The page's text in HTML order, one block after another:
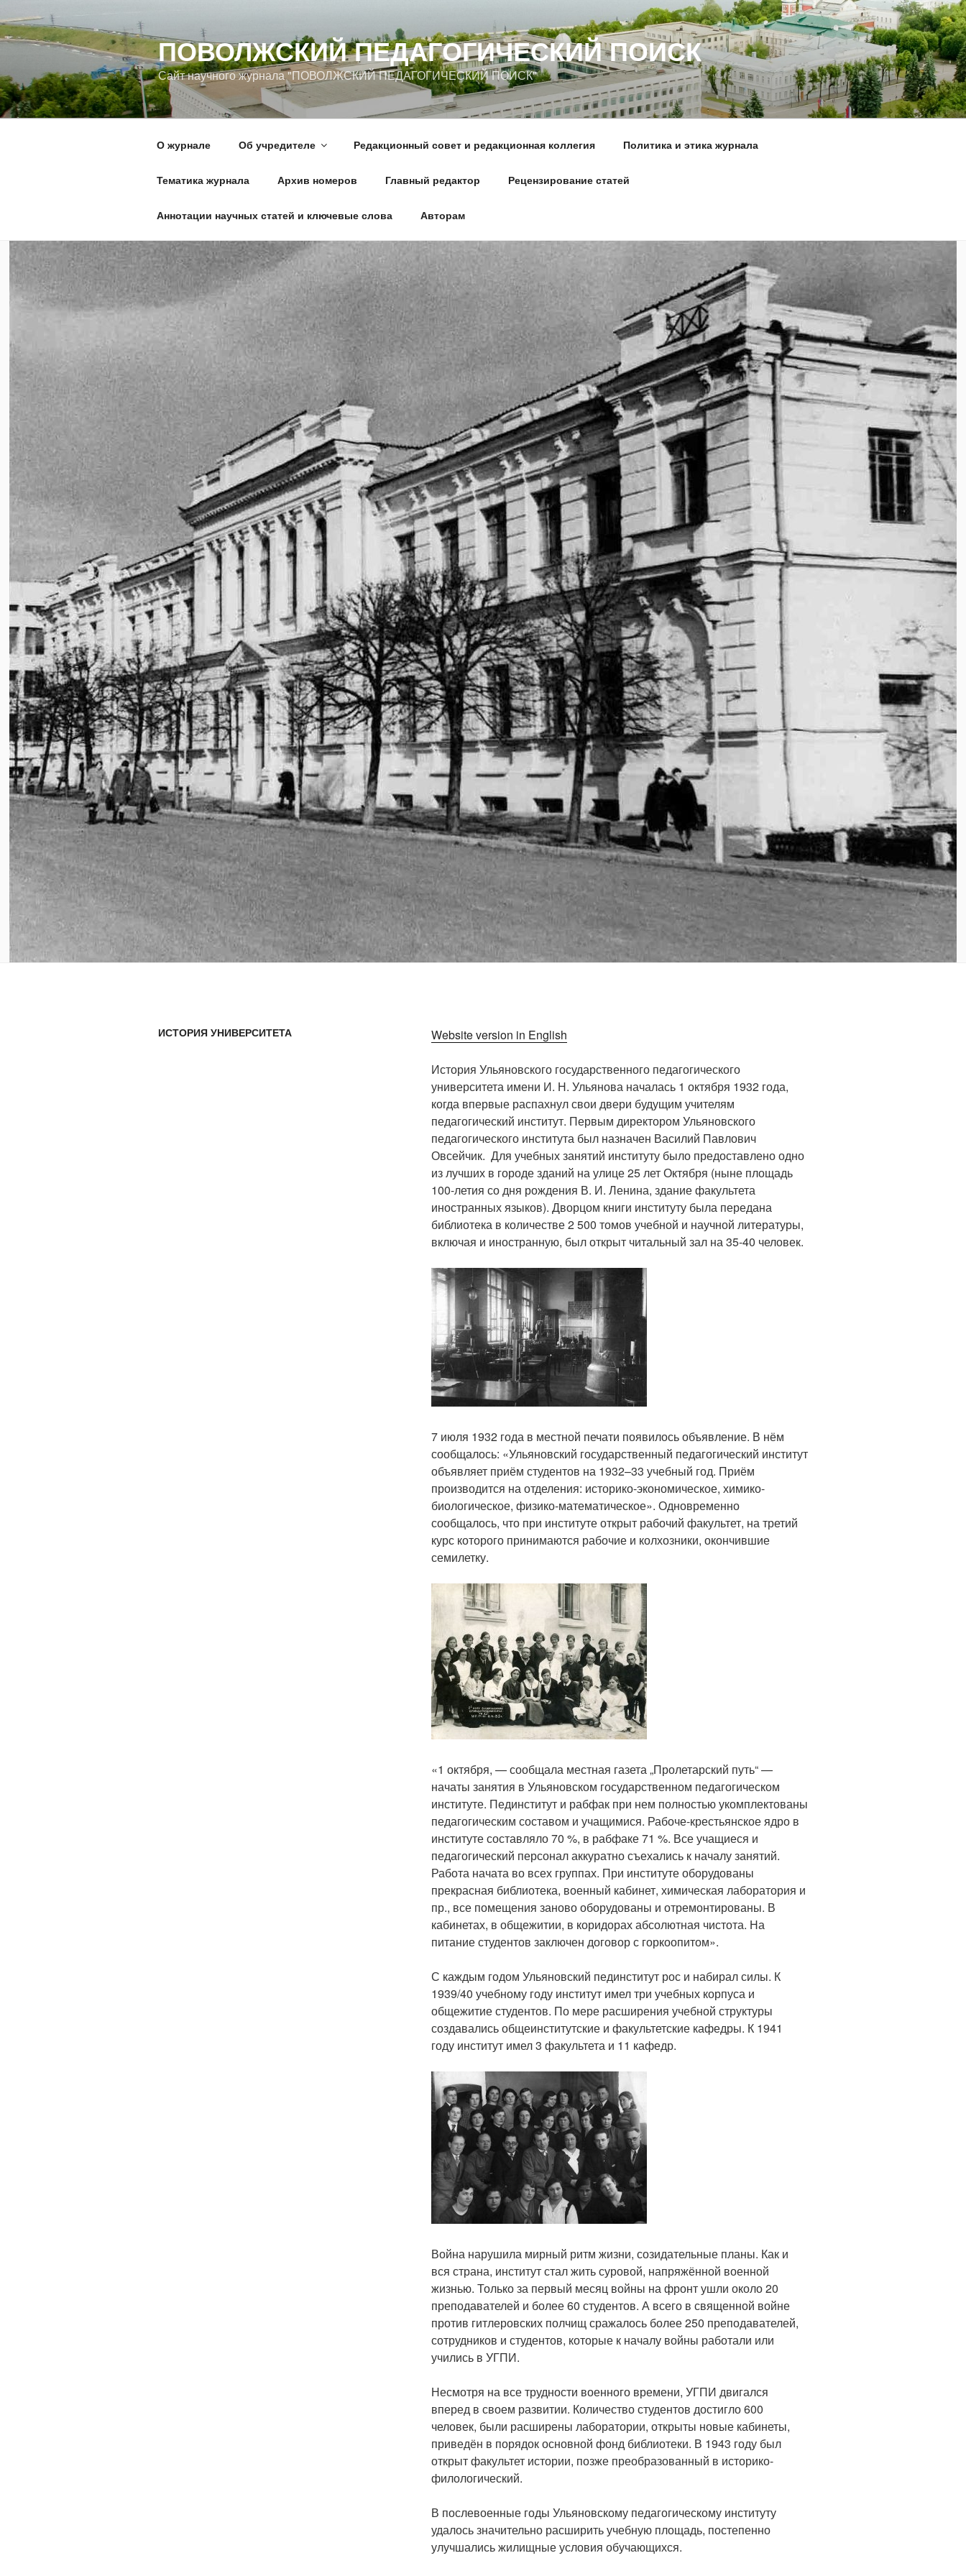
к
содержимому
ПОВОЛЖСКИЙ ПЕДАГОГИЧЕСКИЙ ПОИСК
Сайт научного журнала "ПОВОЛЖСКИЙ ПЕДАГОГИЧЕСКИЙ ПОИСК"
О журнале Об учредителе Редакционный совет и редакционная коллегия Политика и этика журнала
Тематика журнала Архив номеров Главный редактор Рецензирование статей
Аннотации научных статей и ключевые слова Авторам
ИСТОРИЯ УНИВЕРСИТЕТА Website version in English
История Ульяновского государственного педагогического
университета имени И. Н. Ульянова началась 1 октября 1932 года,
когда впервые распахнул свои двери будущим учителям
педагогический институт. Первым директором Ульяновского
педагогического института был назначен Василий Павлович
Овсейчик. Для учебных занятий институту было предоставлено одно
из лучших в городе зданий на улице 25 лет Октября (ныне площадь
100-летия со дня рождения В. И. Ленина, здание факультета
иностранных языков). Дворцом книги институту была передана
библиотека в количестве 2 500 томов учебной и научной литературы,
включая и иностранную, был открыт читальный зал на 35-40 человек.
7 июля 1932 года в местной печати появилось объявление. В нём
сообщалось: «Ульяновский государственный педагогический институт
объявляет приём студентов на 1932–33 учебный год. Приём
производится на отделения: историко-экономическое, химико-
биологическое, физико-математическое». Одновременно
сообщалось, что при институте открыт рабочий факультет, на третий
курс которого принимаются рабочие и колхозники, окончившие
семилетку.
«1 октября, — сообщала местная газета „Пролетарский путь“ —
начаты занятия в Ульяновском государственном педагогическом
институте. Пединститут и рабфак при нем полностью укомплектованы
педагогическим составом и учащимися. Рабоче-крестьянское ядро в
институте составляло 70 %, в рабфаке 71 %. Все учащиеся и
педагогический персонал аккуратно съехались к началу занятий.
Работа начата во всех группах. При институте оборудованы
прекрасная библиотека, военный кабинет, химическая лаборатория и
пр., все помещения заново оборудованы и отремонтированы. В
кабинетах, в общежитии, в коридорах абсолютная чистота. На
питание студентов заключен договор с горкоопитом».
С каждым годом Ульяновский пединститут рос и набирал силы. К
1939/40 учебному году институт имел три учебных корпуса и
общежитие студентов. По мере расширения учебной структуры
создавались общеинститутские и факультетские кафедры. К 1941
году институт имел 3 факультета и 11 кафедр.
Война нарушила мирный ритм жизни, созидательные планы. Как и
вся страна, институт стал жить суровой, напряжённой военной
жизнью. Только за первый месяц войны на фронт ушли около 20
преподавателей и более 60 студентов. А всего в священной войне
против гитлеровских полчищ сражалось более 250 преподавателей,
сотрудников и студентов, которые к началу войны работали или
учились в УГПИ.
Несмотря на все трудности военного времени, УГПИ двигался
вперед в своем развитии. Количество студентов достигло 600
человек, были расширены лаборатории, открыты новые кабинеты,
приведён в порядок основной фонд библиотеки. В 1943 году был
открыт факультет истории, позже преобразованный в историко-
филологический.
В послевоенные годы Ульяновскому педагогическому институту
удалось значительно расширить учебную площадь, постепенно
улучшались жилищные условия обучающихся.